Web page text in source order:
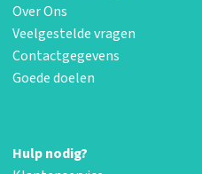
Over Ons
Veelgestelde vragen
Contactgegevens
Goede doelen
Hulp nodig?